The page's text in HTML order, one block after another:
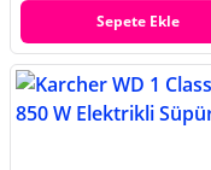
Sepete Ekle